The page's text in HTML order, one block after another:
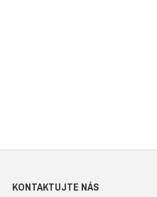
KONTAKTUJTE NÁS